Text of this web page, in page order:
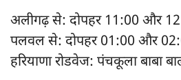
अलीगढ़ से: दोपहर 11:00 और
पलवल से: दोपहर 01:00 और
हरियाणा रोडवेज: पंचकूला बाबा